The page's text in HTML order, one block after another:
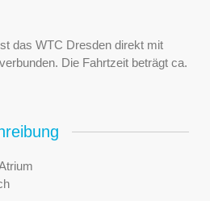
das WTC Dresden direkt mit
Die Fahrtzeit beträgt ca.